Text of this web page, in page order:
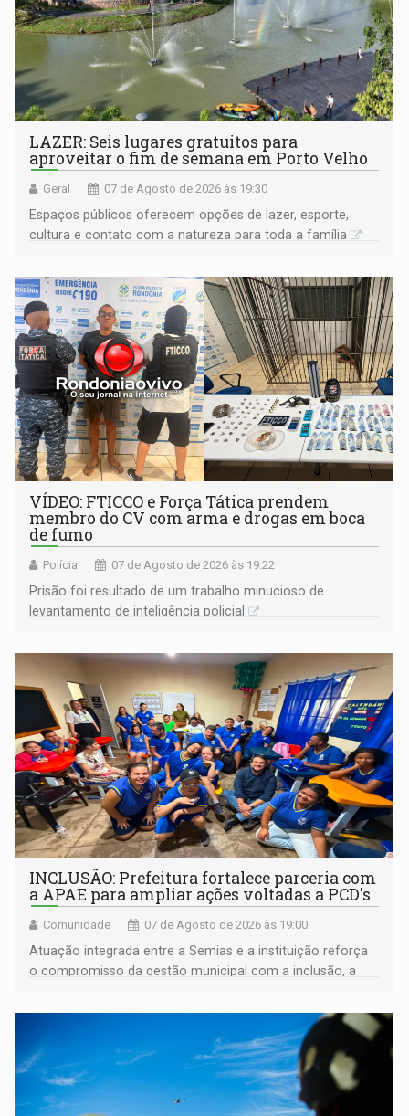
LAZER: Seis lugares gratuitos para
aproveitar o fim de semana em Porto Velho
Geral 07 de Agosto de 2026 às 19:30
Espaços públicos oferecem opções de lazer, esporte,
cultura e contato com a natureza para toda a família
VÍDEO: FTICCO e Força Tática prendem
membro do CV com arma e drogas em boca
de fumo
Polícia 07 de Agosto de 2026 às 19:22
Prisão foi resultado de um trabalho minucioso de
levantamento de inteligência policial
INCLUSÃO: Prefeitura fortalece parceria com
a APAE para ampliar ações voltadas a PCD's
Comunidade 07 de Agosto de 2026 às 19:00
Atuação integrada entre a Semias e a instituição reforça
o compromisso da gestão municipal com a inclusão, a